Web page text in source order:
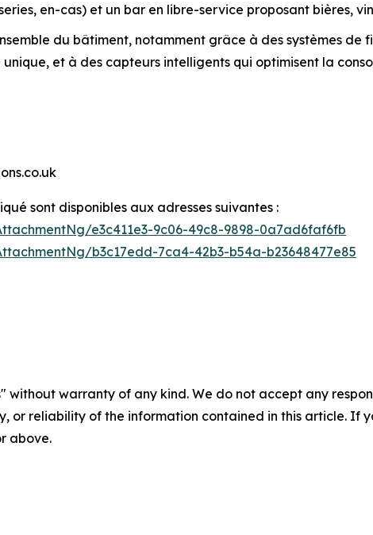
en-cas) et un bar en libre-service proposant bières,
du bâtiment, notamment grâce à des systèmes de
et à des capteurs intelligents qui optimisent la
sont disponibles aux adresses suivantes :
e3c411e3-9c06-49c8-9898-0a7ad6faf6fb
b3c17edd-7ca4-42b3-b54a-b23648477e85
without warranty of any kind. We do not accept any
or reliability of the information contained in this article. If
above.